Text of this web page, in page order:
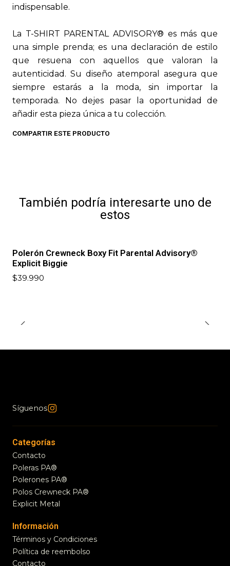
indispensable.
La T-SHIRT PARENTAL ADVISORY® es más que
una simple prenda; es una declaración de estilo
que resuena con aquellos que valoran la
autenticidad. Su diseño atemporal asegura que
siempre estarás a la moda, sin importar la
temporada. No dejes pasar la oportunidad de
añadir esta pieza única a tu colección.
COMPARTIR ESTE PRODUCTO
También podría interesarte uno de
estos
Polerón Crewneck Boxy Fit Parental Advisory®
Explicit Biggie
$39.990
Síguenos
Categorías
Contacto
Poleras PA®
Polerones PA®
Polos Crewneck PA®
Explicit Metal
Información
Términos y Condiciones
Política de reembolso
Contacto